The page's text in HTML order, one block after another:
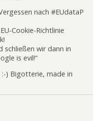
nach #EUdataP
Cookie-Richtlinie
schließen wir dann in
is evil!“
) Bigotterie, made in